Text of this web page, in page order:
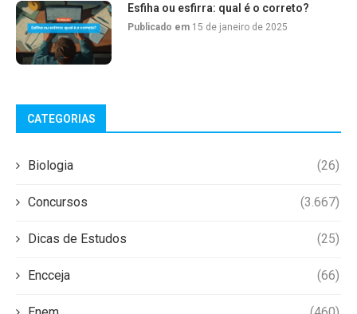
Esfiha ou esfirra: qual é o correto?
Publicado em 15 de janeiro de 2025
CATEGORIAS
Biologia (26)
Concursos (3.667)
Dicas de Estudos (25)
Encceja (66)